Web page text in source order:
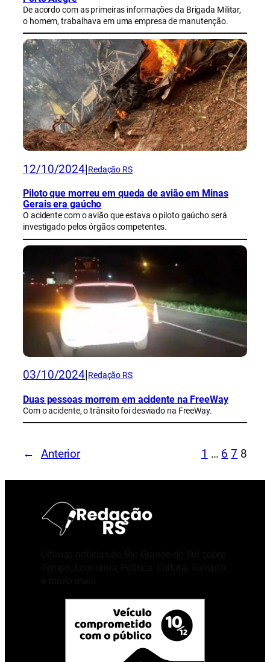
De acordo com as primeiras informações da Brigada Militar,
o homem, trabalhava em uma empresa de manutenção.
12/10/2024 Redação RS
Piloto que morreu em queda de avião em Minas
Gerais era gaúcho
O acidente com o avião que estava o piloto gaúcho será
investigado pelos órgãos competentes.
03/10/2024 Redação RS
Duas pessoas morrem em acidente na FreeWay
Com o acidente, o trânsito foi desviado na FreeWay.
← Anterior 1 … 6 7 8